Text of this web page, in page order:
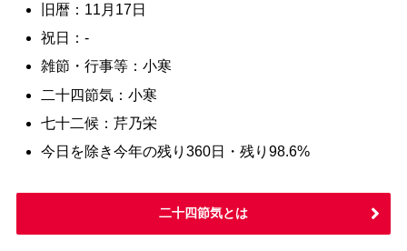
旧暦：11月17日
祝日：-
雑節・行事等：小寒
二十四節気：小寒
七十二候：芹乃栄
今日を除き今年の残り360日・残り98.6%
二十四節気とは